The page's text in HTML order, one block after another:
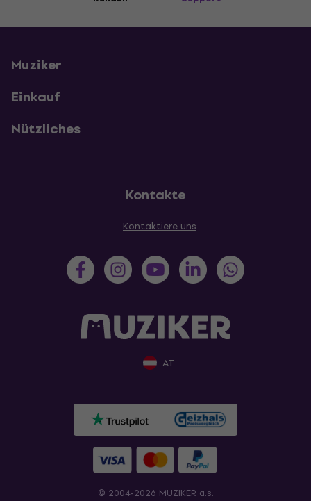
Muziker
Einkauf
Nützliches
Kontakte
Kontaktiere uns
AT
© 2004-2026 MUZIKER a.s.